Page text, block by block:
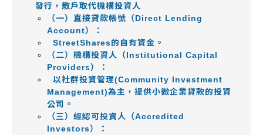
發行，散戶取代機構投資人
（一）直接貸款帳號（Direct Lending
Account）：
StreetShares的自有資金。
（二）機構投資人（Institutional Capital
Providers）：
以社群投資管理(Community Investment
Management)為主，提供小微企業貸款的投資
公司。
（三）經認可投資人（Accredited
Investors）：